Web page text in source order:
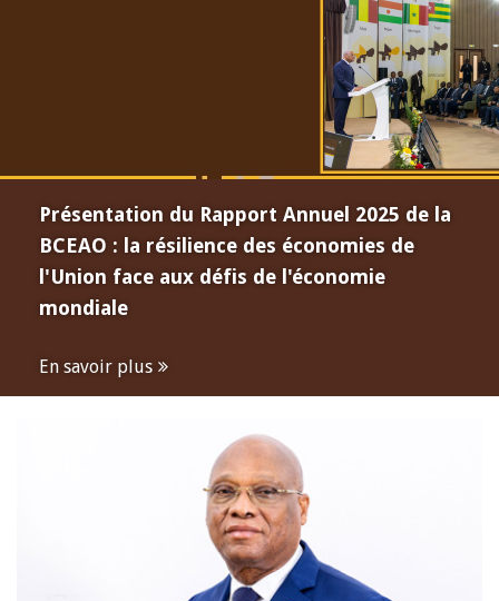
Présentation du Rapport Annuel 2025 de la
BCEAO : la résilience des économies de
l'Union face aux défis de l'économie
mondiale
En savoir plus